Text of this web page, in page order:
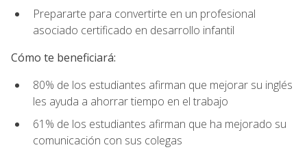
Prepararte para convertirte en un profesional
asociado certificado en desarrollo infantil
Cómo te beneficiará:
80% de los estudiantes afirman que mejorar su inglés
les ayuda a ahorrar tiempo en el trabajo
61% de los estudiantes afirman que ha mejorado su
comunicación con sus colegas